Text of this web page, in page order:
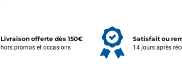
Livraison offerte dès 150€
hors promos et occasions
Satisfait ou
14 jours après